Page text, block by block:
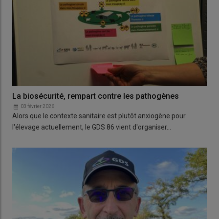
La biosécurité, rempart contre les pathogènes
03 février 2026
Alors que le contexte sanitaire est plutôt anxiogène pour
l'élevage actuellement, le GDS 86 vient d'organiser…